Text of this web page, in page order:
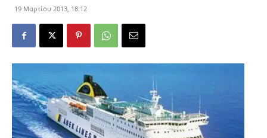
19 Μαρτίου 2013, 18:12